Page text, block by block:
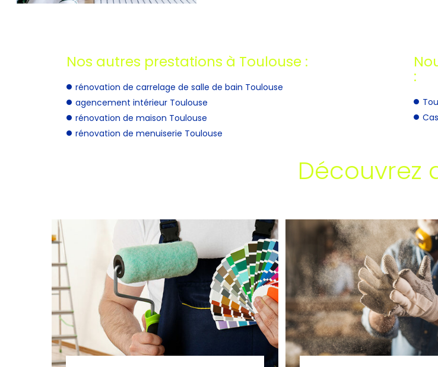
Nos autres prestations à Toulouse :
rénovation de carrelage de salle de bain Toulouse
agencement intérieur Toulouse
rénovation de maison Toulouse
rénovation de menuiserie Toulouse
:
Découvrez